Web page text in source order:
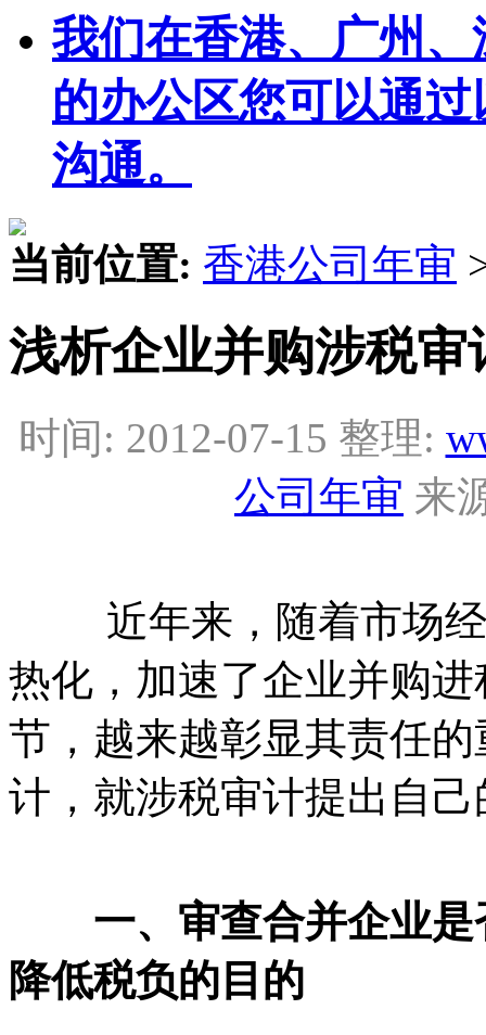
我们在香港、广州
的办公区您可以通
沟通。
当前位置: 香港公司年审
浅析企业并购涉税审
时间: 2012-07-15 整理:
公司年审 来
近年来，随着市场经
热化，加速了企业并购
节，越来越彰显其责任
计，就涉税审计提出自
一、审查合并企业是
降低税负的目的